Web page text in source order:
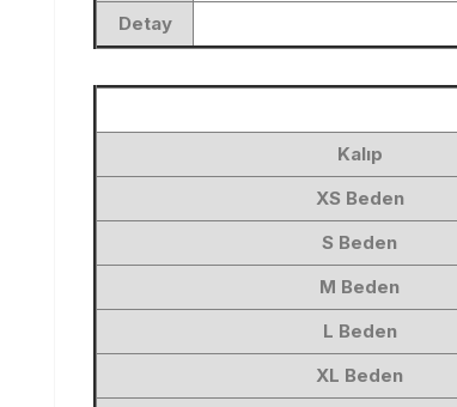
Detay
Kalıp
XS Beden
S Beden
M Beden
L Beden
XL Beden